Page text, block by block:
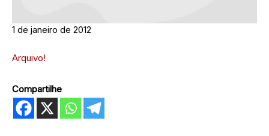
1 de janeiro de 2012
Arquivo!
Compartilhe